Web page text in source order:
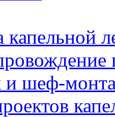
капельной
шеф-